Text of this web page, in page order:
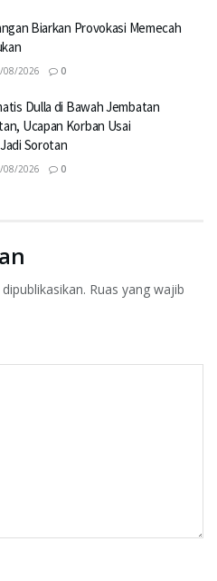
Biarkan Provokasi Memecah
08/2026 0
Dulla di Bawah Jembatan
Ucapan Korban Usai
Sorotan
08/2026 0
Ruas yang wajib